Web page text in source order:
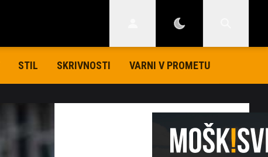
STIL SKRIVNOSTI VARNI V PROMETU